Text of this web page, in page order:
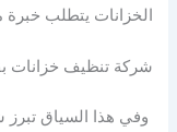
الخزانات يتطلب
شركة تنظيف خزانات
وفي هذا السياق